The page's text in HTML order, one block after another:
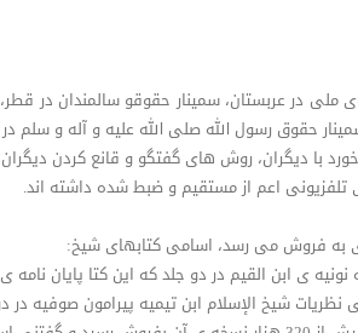
ملی در عربستان، سمینار حقوقو سالمندان در
حقوق رسول الله صلی الله علیه و آله و سلم
با دیگران، روش های گفتگو و قانع کردن
اعم از مستقیم و ضبط شده داشته اند.
به فروش می رسد، اسامی کتابهای شیخ:
نونیه ی ابن القیم در دو جلد که این کتا پایان
شیخ الإسلام ابن تیمیه پیرامون صوفیه